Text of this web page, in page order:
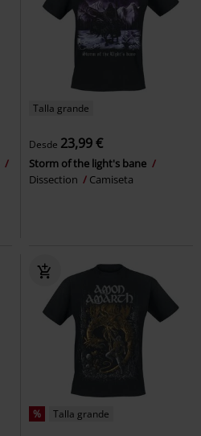
Talla grande
Desde 23,99 €
Storm of the light's bane
Dissection
Camiseta
% Talla grande